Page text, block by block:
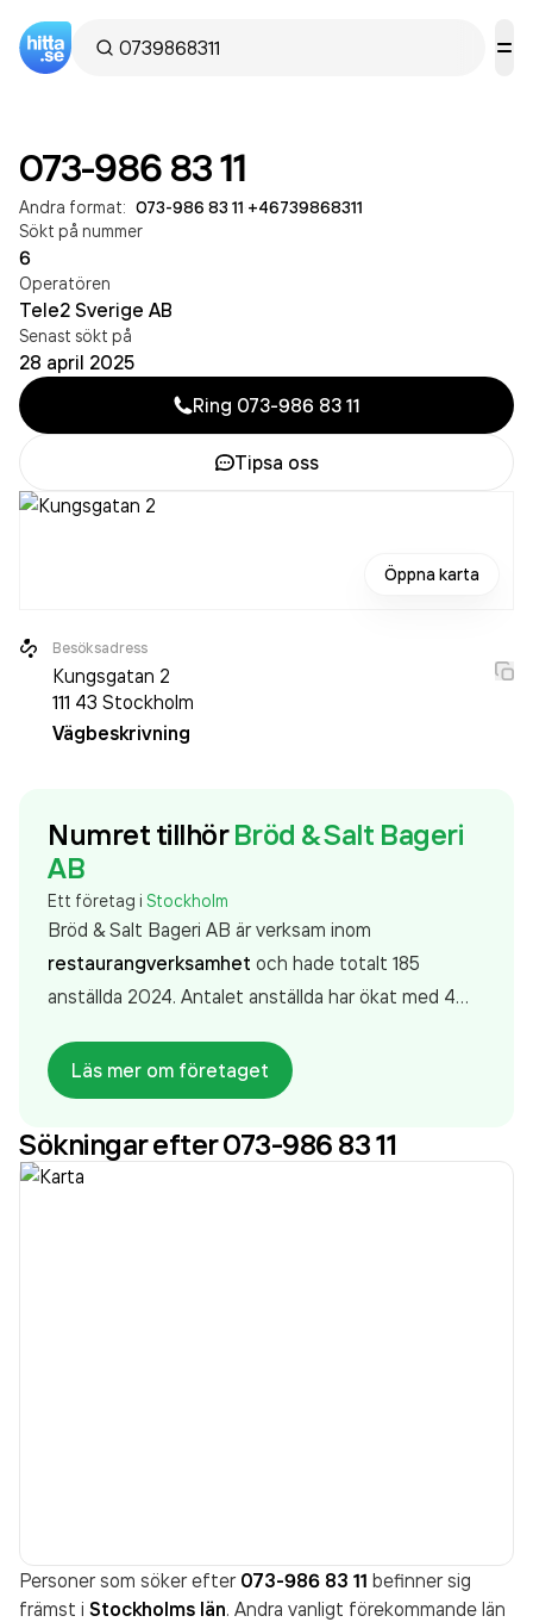
073-986 83 11
Andra format: 073-986 83 11 +46739868311
Sökt på nummer
6
Operatören
Tele2 Sverige AB
Senast sökt på
28 april 2025
Ring 073-986 83 11
Tipsa oss
Öppna karta
Besöksadress
Kungsgatan 2
111 43 Stockholm
Vägbeskrivning
Numret tillhör Bröd & Salt Bageri
AB
Ett företag i Stockholm
Bröd & Salt Bageri AB är verksam inom
restaurangverksamhet och hade totalt 185
anställda 2024. Antalet anställda har ökat med 4
på företaget. Bolaget är ett aktiebolag som varit
aktivt sedan 2013. Bröd & Salt Bageri AB
295 678 000,00 kr
senaste räkenskapsåret
(2024).
Läs mer om företaget
Sökningar efter 073-986 83 11
Personer som söker efter 073-986 83 11 befinner sig
främst i Stockholms län. Andra vanligt förekommande län